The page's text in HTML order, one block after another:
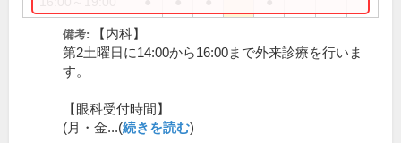
備考:
【内科】
第2土曜日に14:00から16:00まで外来診療を行いま
す。
【眼科受付時間】
(月・金...(続きを読む)